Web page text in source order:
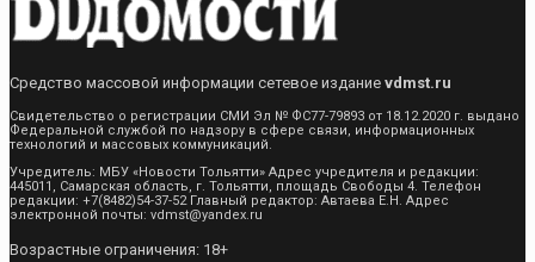
Средство массовой информации сетевое издание vdmst.ru
Свидетельство о регистрации СМИ Эл № ФС77-79893 от 18.12.2020 г. выдано
Федеральной службой по надзору в сфере связи, информационных
технологий и массовых коммуникаций.
Учредитель: МБУ «Новости Тольятти» Адрес учредителя и редакции:
445011, Самарская область, г. Тольятти, площадь Свободы 4. Телефон
редакции: +7(8482)54-37-52 Главный редактор: Автаева Е.Н. Адрес
электронной почты: vdmst@yandex.ru
Возрастные ограничения: 18+